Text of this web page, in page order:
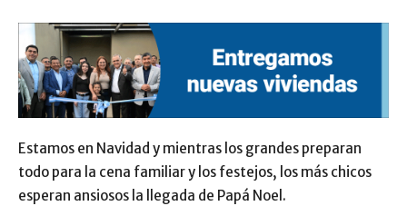
Estamos en Navidad y mientras los grandes preparan
todo para la cena familiar y los festejos, los más chicos
esperan ansiosos la llegada de Papá Noel.